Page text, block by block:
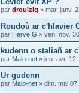
par drouizig » mar. janv.
Roudoù ar c'hlavier
par Herve G » ven. nov.
kudenn o staliañ ar
par Malo-net » jeu. avr.
Ur gudenn
par Malo-net » dim. mai